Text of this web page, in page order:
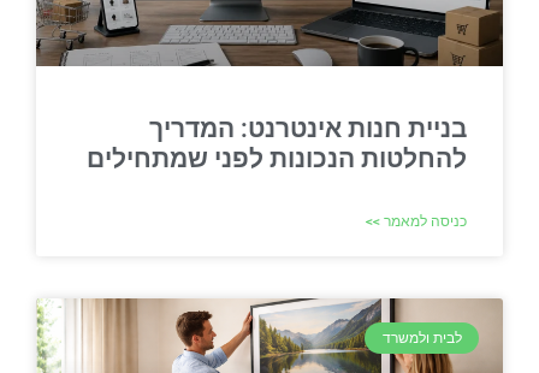
בניית חנות אינטרנט: המדריך
להחלטות הנכונות לפני שמתחילים
כניסה למאמר >>
לבית ולמשרד